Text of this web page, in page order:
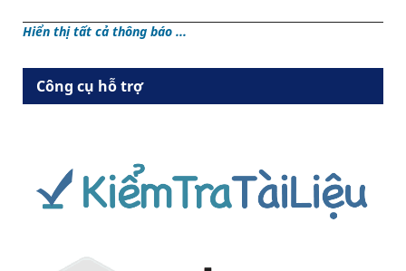
Hiển thị tất cả thông báo ...
Công cụ hỗ trợ